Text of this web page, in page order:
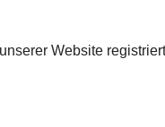
Website